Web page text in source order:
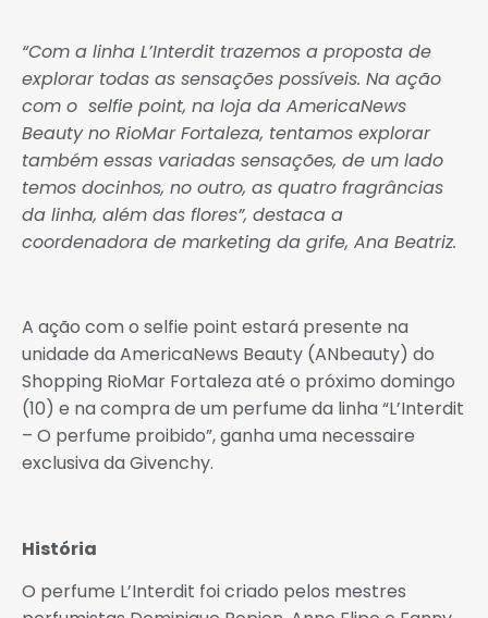
“Com a linha L’Interdit trazemos a proposta de
explorar todas as sensações possíveis. Na ação
com o selfie point, na loja da AmericaNews
Beauty no RioMar Fortaleza, tentamos explorar
também essas variadas sensações, de um lado
temos docinhos, no outro, as quatro fragrâncias
da linha, além das flores”, destaca a
coordenadora de marketing da grife, Ana Beatriz.
A ação com o selfie point estará presente na
unidade da AmericaNews Beauty (ANbeauty) do
Shopping RioMar Fortaleza até o próximo domingo
(10) e na compra de um perfume da linha “L’Interdit
– O perfume proibido”, ganha uma necessaire
exclusiva da Givenchy.
História
O perfume L’Interdit foi criado pelos mestres